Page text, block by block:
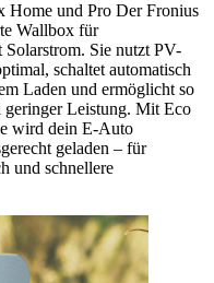
Home und Pro Der Fronius
Wallbox für
Sie nutzt PV-
schaltet automatisch
Laden und ermöglicht so
geringer Leistung. Mit Eco
wird dein E-Auto
geladen – für
und schnellere